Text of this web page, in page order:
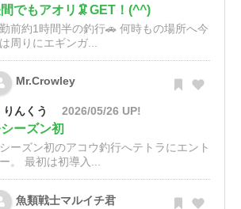
でもアオリ🦑GET！(^^)
前約1時間半の釣行🚗 何時もの場所へ今
周りにエギンガ...
Mr.Crowley
りんくう 2026/05/26 UP!
ーズン初
ーズン初のアコウ釣行へテトラにエント
。 最初は初導入...
魚類戦士マルイチ君